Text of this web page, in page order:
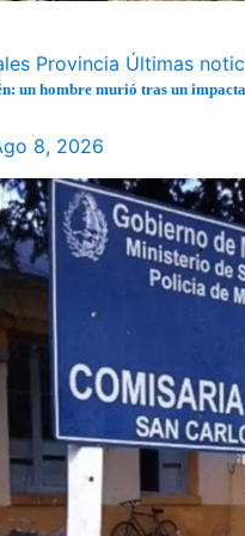
Provincia Últimas
un hombre murió tras un
8, 2026